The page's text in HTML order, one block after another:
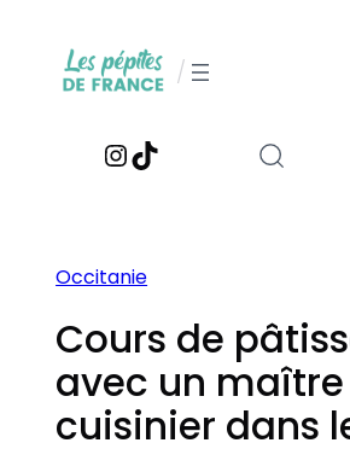
contenu
/
Instagram
TikTok
Occitanie
Cours de
avec un maître
cuisinier dans